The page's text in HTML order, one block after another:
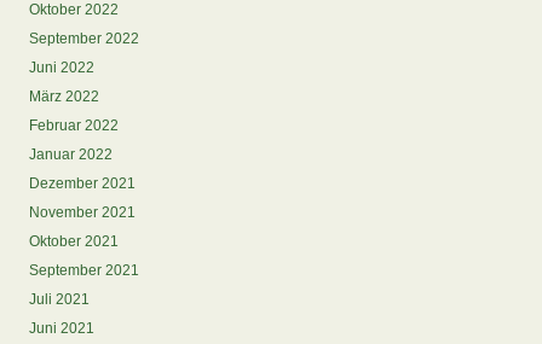
Oktober 2022
September 2022
Juni 2022
März 2022
Februar 2022
Januar 2022
Dezember 2021
November 2021
Oktober 2021
September 2021
Juli 2021
Juni 2021